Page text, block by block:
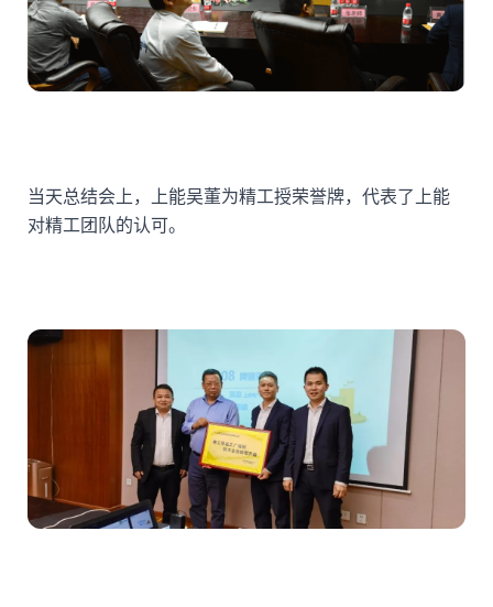
当天总结会上，上能吴董为精工授荣誉牌，代表了上能
对精工团队的认可。